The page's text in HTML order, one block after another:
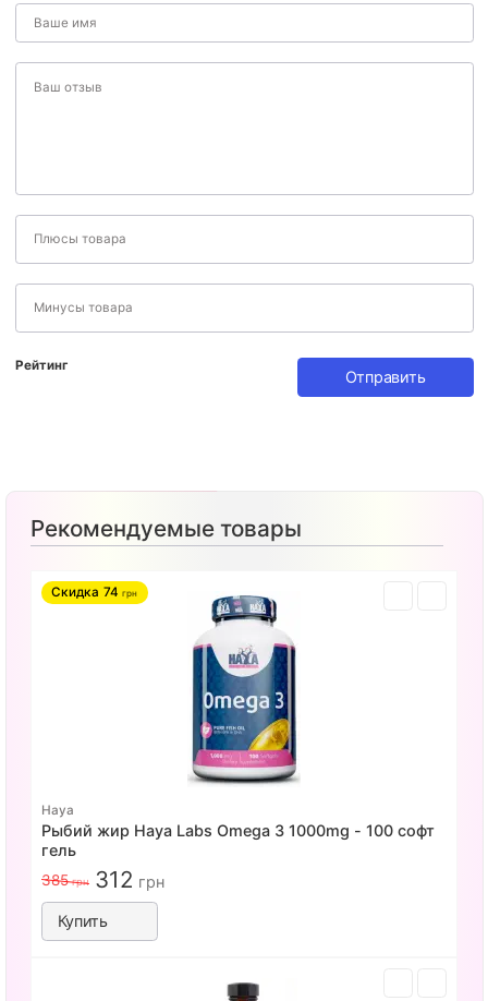
Рейтинг
Отправить
Рекомендуемые товары
Скидка 74 грн
Haya
Рыбий жир Haya Labs Omega 3 1000mg - 100 софт
гель
385грн 312 грн
Купить